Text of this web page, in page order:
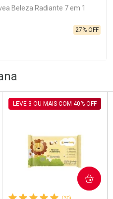
Beleza Radiante 7 em 1
27% OFF
LEVE 3 OU MAIS COM 40% OFF
COMPRAR